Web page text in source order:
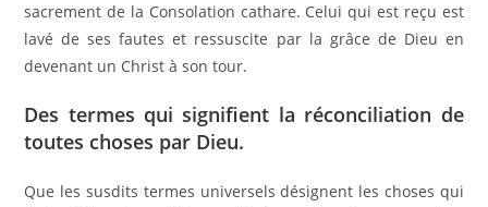
sacrement de la Consolation cathare. Celui qui est reçu est
lavé de ses fautes et ressuscite par la grâce de Dieu en
devenant un Christ à son tour.
Des termes qui signifient la réconciliation de
toutes choses par Dieu.
Que les susdits termes universels désignent les choses qui